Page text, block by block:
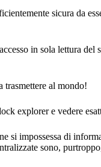
sicura da
in sola lettura
trasmettere al mondo!
explorer e vedere
si impossessa di
sono,